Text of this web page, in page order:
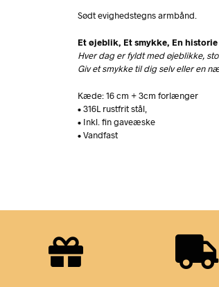
Sødt evighedstegns armbånd.
Et øjeblik, Et smykke, En historie
Hver dag er fyldt med øjeblikke,
Giv et smykke til dig selv eller en
Kæde: 16 cm + 3cm forlænger
• 316L rustfrit stål,
• Inkl. fin gaveæske
• Vandfast